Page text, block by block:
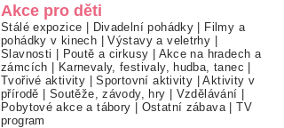
Akce pro děti
Stálé expozice | Divadelní pohádky | Filmy a
pohádky v kinech |Výstavy a veletrhy |
Slavnosti | Poutě a cirkusy | Akce na hradech a
zámcích | Karnevaly, festivaly, hudba, tanec |
Tvořivé aktivity |Sportovní aktivity |Aktivity v
přírodě | Soutěže, závody, hry | Vzdělávání |
Pobytové akce a tábory | Ostatní zábava |TV
program